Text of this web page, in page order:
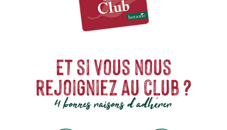
Et si vous nous
rejoigniez au club ?
4 bonnes raisons d'adhérer